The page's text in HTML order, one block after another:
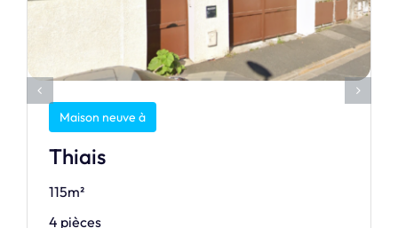
Maison neuve à
Thiais
115m²
4 pièces